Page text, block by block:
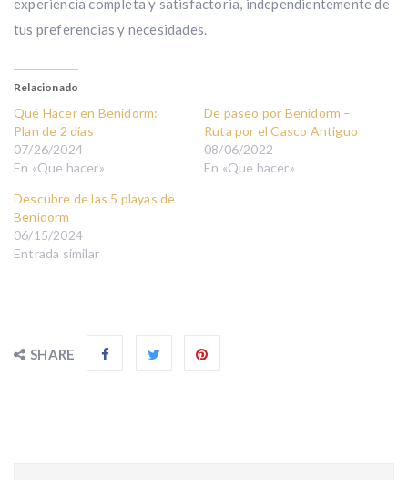
experiencia completa y satisfactoria, independientemente de
tus preferencias y necesidades.
Relacionado
Qué Hacer en Benidorm:
Plan de 2 días
07/26/2024
En «Que hacer»
De paseo por Benidorm –
Ruta por el Casco Antiguo
08/06/2022
En «Que hacer»
Descubre de las 5 playas de
Benidorm
06/15/2024
Entrada similar
SHARE